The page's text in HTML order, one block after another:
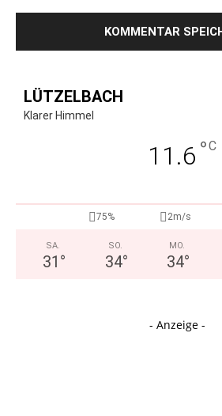
LÜTZELBACH
Klarer Himmel
11.6 °C
75% 2m/s
SA.
31 °
SO.
34°
MO.
34°
- Anzeige -